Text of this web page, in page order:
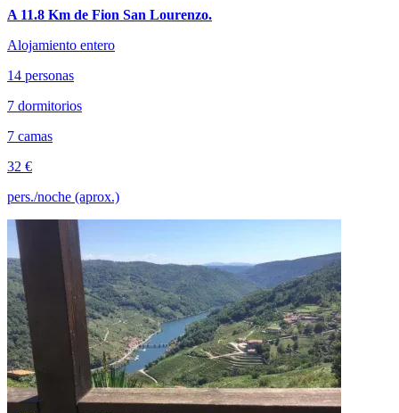
A 11.8 Km de Fion San Lourenzo.
Alojamiento entero
14 personas
7 dormitorios
7 camas
32 €
pers./noche (aprox.)